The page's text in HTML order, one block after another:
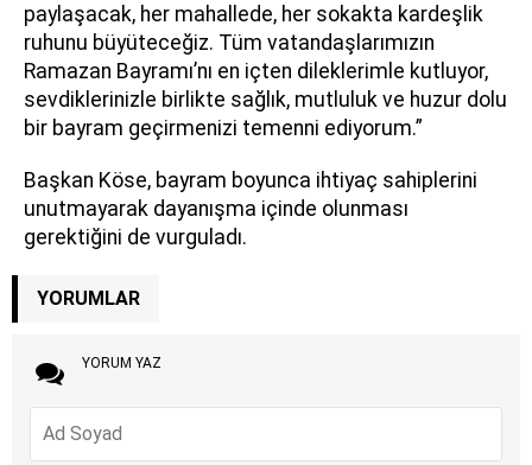
paylaşacak, her mahallede, her sokakta kardeşlik
ruhunu büyüteceğiz. Tüm vatandaşlarımızın
Ramazan Bayramı’nı en içten dileklerimle kutluyor,
sevdiklerinizle birlikte sağlık, mutluluk ve huzur dolu
bir bayram geçirmenizi temenni ediyorum.”
Başkan Köse, bayram boyunca ihtiyaç sahiplerini
unutmayarak dayanışma içinde olunması
gerektiğini de vurguladı.
YORUMLAR
YORUM YAZ